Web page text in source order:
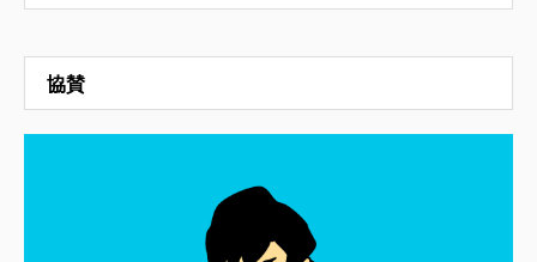
協賛